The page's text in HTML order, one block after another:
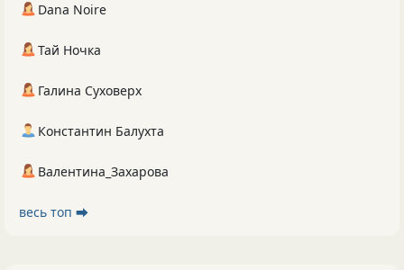
Dana Noire
Тай Ночка
Галина Суховерх
Константин Балухта
Валентина_Захарова
весь топ ⮕